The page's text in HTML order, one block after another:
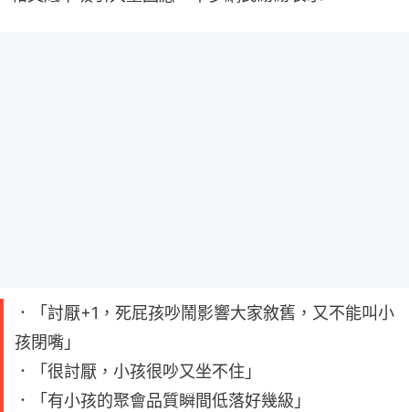
．「討厭+1，死屁孩吵鬧影響大家敘舊，又不能叫小
孩閉嘴」
．「很討厭，小孩很吵又坐不住」
．「有小孩的聚會品質瞬間低落好幾級」